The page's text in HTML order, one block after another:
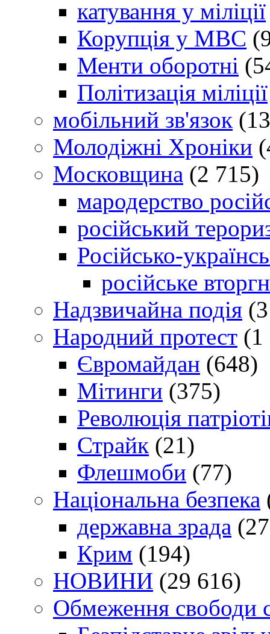
катування у міліції
Корупція у МВС
Менти оборотні
Політизація міліції
мобільний зв'язок
Молодіжні Хроніки
Московщина (2 715)
мародерство
російський
Російсько-
російське
Надзвичайна подія
Народний протест (1
Євромайдан (648)
Мітинги (375)
Революція
Страйк (21)
Флешмоби (77)
Національна безпека
державна зрада
Крим (194)
НОВИНИ (29 616)
Обмеження свободи